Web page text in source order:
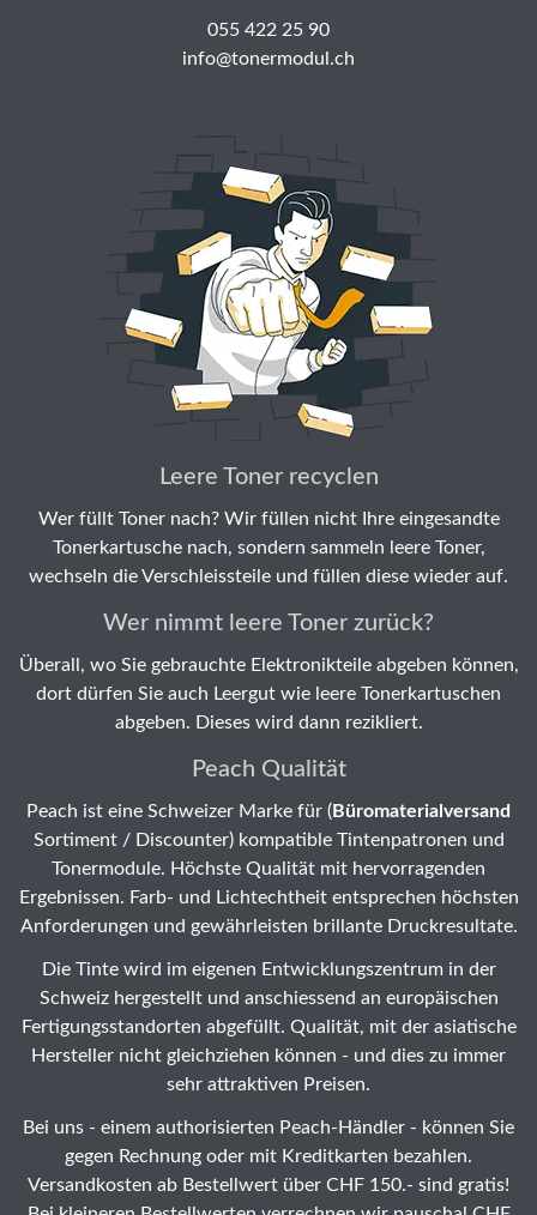
055 422 25 90
info@tonermodul.ch
Leere Toner recyclen
Wer füllt Toner nach? Wir füllen nicht Ihre eingesandte
Tonerkartusche nach, sondern sammeln leere Toner,
wechseln die Verschleissteile und füllen diese wieder auf.
Wer nimmt leere Toner zurück?
Überall, wo Sie gebrauchte Elektronikteile abgeben können,
dort dürfen Sie auch Leergut wie leere Tonerkartuschen
abgeben. Dieses wird dann rezikliert.
Peach Qualität
Peach ist eine Schweizer Marke für (Büromaterialversand
Sortiment / Discounter) kompatible Tintenpatronen und
Tonermodule. Höchste Qualität mit hervorragenden
Ergebnissen. Farb- und Lichtechtheit entsprechen höchsten
Anforderungen und gewährleisten brillante Druckresultate.
Die Tinte wird im eigenen Entwicklungszentrum in der
Schweiz hergestellt und anschiessend an europäischen
Fertigungsstandorten abgefüllt. Qualität, mit der asiatische
Hersteller nicht gleichziehen können - und dies zu immer
sehr attraktiven Preisen.
Bei uns - einem authorisierten Peach-Händler - können Sie
gegen Rechnung oder mit Kreditkarten bezahlen.
Versandkosten ab Bestellwert über CHF 150.- sind gratis!